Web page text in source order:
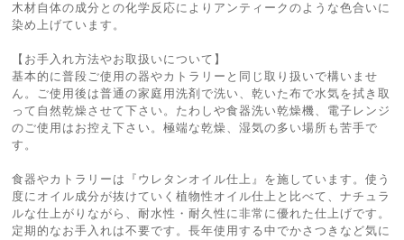
木材自体の成分との化学反応によりアンティークのような色合いに
染め上げています。
【お手入れ方法やお取扱いについて】
基本的に普段ご使用の器やカトラリーと同じ取り扱いで構いませ
ん。ご使用後は普通の家庭用洗剤で洗い、乾いた布で水気を拭き取
って自然乾燥させて下さい。たわしや食器洗い乾燥機、電子レンジ
のご使用はお控え下さい。極端な乾燥、湿気の多い場所も苦手で
す。
食器やカトラリーは『ウレタンオイル仕上』を施しています。使う
度にオイル成分が抜けていく植物性オイル仕上と比べて、ナチュラ
ルな仕上がりながら、耐水性・耐久性に非常に優れた仕上げです。
定期的なお手入れは不要です。長年使用する中でかさつきなど気に